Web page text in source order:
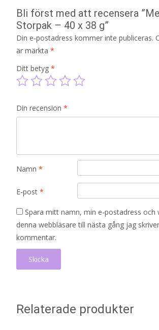
Bli först med att recensera
Storpak – 40 x 38 g”
Din e-postadress kommer inte publiceras.
är märkta *
Ditt betyg *
Din recension *
Namn *
E-post *
Spara mitt namn, min e-postadress och
denna webbläsare till nästa gång jag
kommentar.
Relaterade produkter